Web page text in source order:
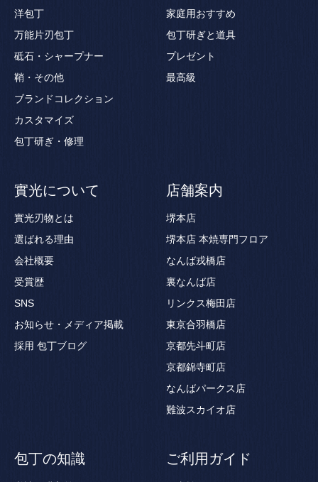
洋包丁
万能片刃包丁
砥石・シャープナー
鞘・その他
ブランドコレクション
カスタマイズ
包丁研ぎ・修理
家庭用おすすめ
包丁研ぎと道具
プレゼント
最高級
實光について
實光刃物とは
選ばれる理由
会社概要
受賞歴
SNS
お知らせ・メディア掲載
採用 包丁ブログ
店舗案内
堺本店
堺本店 本焼専門フロア
なんば戎橋店
裏なんば店
リンクス梅田店
東京合羽橋店
京都先斗町店
京都錦寺町店
なんばパークス店
難波スカイオ店
包丁の知識 ご利用ガイド